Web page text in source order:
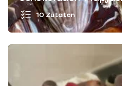
10 Zutaten